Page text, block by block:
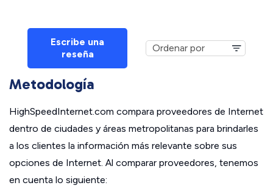
Escribe una
reseña
Metodología
HighSpeedInternet.com compara proveedores de Internet
dentro de ciudades y áreas metropolitanas para brindarles
a los clientes la información más relevante sobre sus
opciones de Internet. Al comparar proveedores, tenemos
en cuenta lo siguiente: